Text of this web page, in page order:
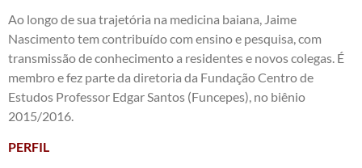
Ao longo de sua trajetória na medicina baiana, Jaime
Nascimento tem contribuído com ensino e pesquisa, com
transmissão de conhecimento a residentes e novos colegas. É
membro e fez parte da diretoria da Fundação Centro de
Estudos Professor Edgar Santos (Funcepes), no biênio
2015/2016.
PERFIL